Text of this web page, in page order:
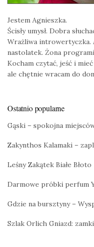
Jestem Agnieszka.
Ścisły umysł. Dobra
Wrażliwa introwertyczka.
nastolatek. Żona
Kocham czytać, jeść i
ale chętnie wracam do
Ostatnio popularne
Gąski – spokojna
Zakynthos Kalamaki –
Leśny Zakątek Białe Błoto
Darmowe próbki perfum
Gdzie na bursztyny –
Szlak Orlich Gniazd: